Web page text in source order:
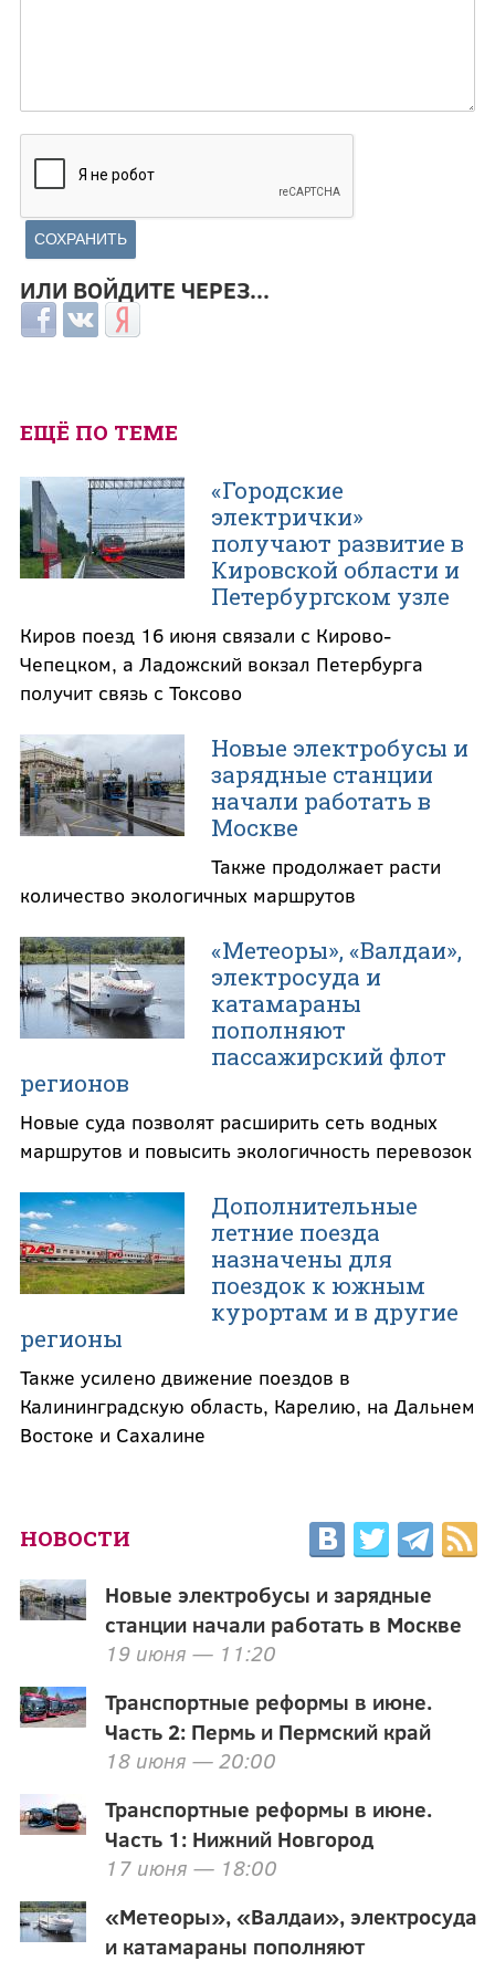
ИЛИ ВОЙДИТЕ ЧЕРЕЗ...
Login with Facebook
Login with ВКонтакте
Login with Яндекс
ЕЩЁ ПО ТЕМЕ
«Городские
электрички»
получают развитие в
Кировской области и
Петербургском узле
Киров поезд 16 июня связали с Кирово-
Чепецком, а Ладожский вокзал Петербурга
получит связь с Токсово
Новые электробусы и
зарядные станции
начали работать в
Москве
Также продолжает расти
количество экологичных маршрутов
«Метеоры», «Валдаи»,
электросуда и
катамараны
пополняют
пассажирский флот
регионов
Новые суда позволят расширить сеть водных
маршрутов и повысить экологичность перевозок
Дополнительные
летние поезда
назначены для
поездок к южным
курортам и в другие
регионы
Также усилено движение поездов в
Калининградскую область, Карелию, на Дальнем
Востоке и Сахалине
НОВОСТИ
Новые электробусы и зарядные
станции начали работать в Москве
19 июня — 11:20
Транспортные реформы в июне.
Часть 2: Пермь и Пермский край
18 июня — 20:00
Транспортные реформы в июне.
Часть 1: Нижний Новгород
17 июня — 18:00
«Метеоры», «Валдаи», электросуда
и катамараны пополняют